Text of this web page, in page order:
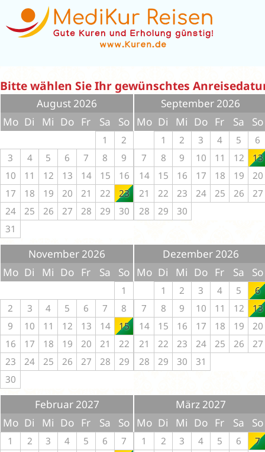
Bitte wählen Sie Ihr gewünschtes
August 2026
Mo Di Mi Do Fr Sa So
1
2
3
4 5 6 7 8
9
10
11 12 13 14 15
16
17
18 19 20 21 22
23
24
25 26 27 28 29
30
31
September 2026
Mo Di Mi Do Fr Sa So
1 2 3 4 5
6
7
8 9 10 11 12
13
14
15 16 17 18 19
20
21
22 23 24 25 26
27
28
29 30
November 2026
Mo Di Mi Do Fr Sa So
1
2
3 4 5 6 7
8
9
10 11 12 13 14
15
16
17 18 19 20 21
22
23
24 25 26 27 28
29
30
Dezember 2026
Mo Di Mi Do Fr Sa So
1 2 3 4 5
6
7
8 9 10 11 12
13
14
15 16 17 18 19
20
21
22 23 24 25 26
27
28
29 30 31
Februar 2027
Mo Di Mi Do Fr Sa So
1 2 3 4 5 6
7
März 2027
Mo Di Mi Do Fr Sa So
1 2 3 4 5 6
7